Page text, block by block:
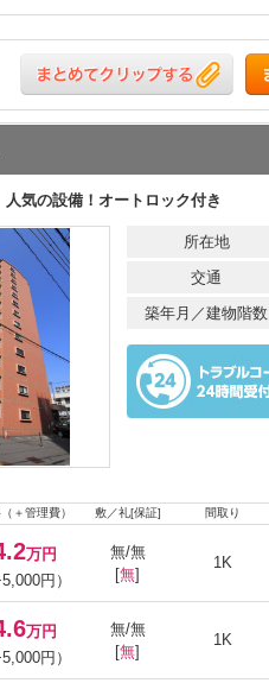
人気の設備！オートロック付き
所在地
交通
築年月／建物階数
＋管理費） 敷／礼[保証] 間取り
万円
円）
無/無
[無]
1K
万円
円）
無/無
[無]
1K